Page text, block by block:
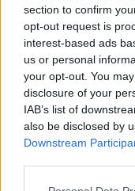
section to confirm
opt-out request is
interest-based ads
us or personal
your opt-out. You
disclosure of your
IAB’s list of
also be disclosed by
Downstream
PECCIOLI —Alessio
Pecciolese. Dopo la
avvenuta prima della
termine questo ruolo
Giacomo Stefanini e
manager e direttore
In vista del nuovo
Promozione ha scelto di
Nella carriera del
categoria nelSan
nuovo ds la Pecciolese